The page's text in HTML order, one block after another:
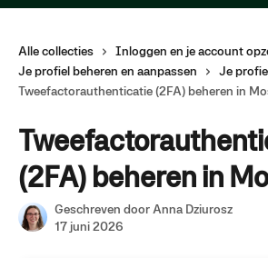
Alle collecties
Inloggen en je account
Je profiel beheren en aanpassen
Je
Tweefactorauthenticatie (2FA) beheren in
(2FA) beheren in
Geschreven door Anna Dziurosz
17 juni 2026